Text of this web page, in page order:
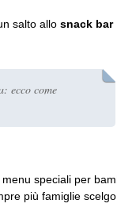
salto allo snack bar
ecco come
speciali per
più famiglie